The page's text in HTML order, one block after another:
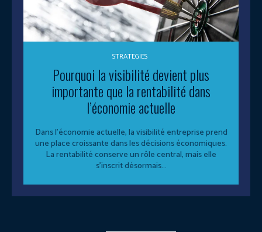
STRATEGIES
Pourquoi la visibilité devient plus
importante que la rentabilité dans
l’économie actuelle
Dans l’économie actuelle, la visibilité entreprise prend
une place croissante dans les décisions économiques.
La rentabilité conserve un rôle central, mais elle
s’inscrit désormais...